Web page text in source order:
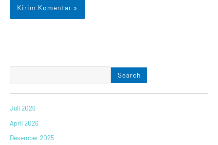
Search
Juli 2026
April 2026
Desember 2025